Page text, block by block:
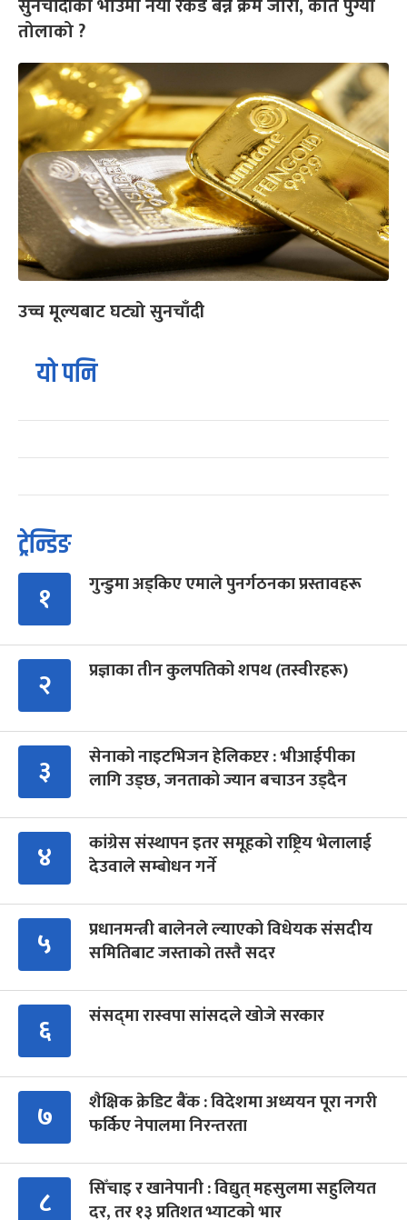
सुनचाँदीको भाउमा नयाँ रेकर्ड बन्ने क्रम जारी, कति पुग्यो
तोलाको ?
उच्च मूल्यबाट घट्यो सुनचाँदी
यो पनि
ट्रेन्डिङ
१ गुन्डुमा अड्किए एमाले पुनर्गठनका प्रस्तावहरू
२ प्रज्ञाका तीन कुलपतिको शपथ (तस्वीरहरू)
३
सेनाको नाइटभिजन हेलिकप्टर : भीआईपीका
लागि उड्छ, जनताको ज्यान बचाउन उड्दैन
४
कांग्रेस संस्थापन इतर समूहको राष्ट्रिय भेलालाई
देउवाले सम्बोधन गर्ने
५
प्रधानमन्त्री बालेनले ल्याएको विधेयक संसदीय
समितिबाट जस्ताको तस्तै सदर
६ संसद्‍मा रास्वपा सांसदले खोजे सरकार
७
शैक्षिक क्रेडिट बैंक : विदेशमा अध्ययन पूरा नगरी
फर्किए नेपालमा निरन्तरता
८
सिँचाइ र खानेपानी : विद्युत् महसुलमा सहुलियत
दर, तर १३ प्रतिशत भ्याटको भार